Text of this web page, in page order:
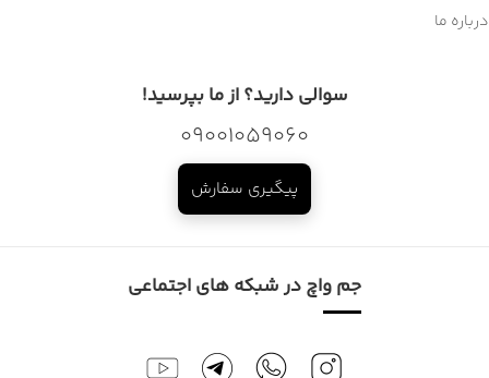
درباره ما
سوالی دارید؟ از ما بپرسید!
09001059060
پیگیری سفارش
جم واچ در شبکه های اجتماعی